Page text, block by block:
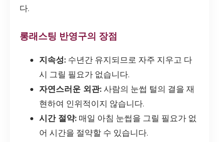
다.
롱래스팅 반영구의 장점
지속성: 수년간 유지되므로 자주 지우고 다
시 그릴 필요가 없습니다.
자연스러운 외관: 사람의 눈썹 털의 결을 재
현하여 인위적이지 않습니다.
시간 절약: 매일 아침 눈썹을 그릴 필요가 없
어 시간을 절약할 수 있습니다.